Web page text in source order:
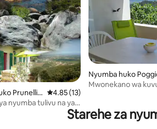
Prunelli-
Ukadiriaji wa wastani wa 4.85 kati
4.85 (13)
nyumba tulivu na ya
Nyumba huko
za
Mwonekano wa
Starehe za